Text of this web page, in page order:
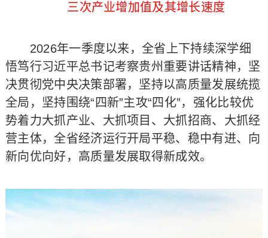
三次产业增加值及其增长速度
2026年一季度以来，全省上下持续深学细
悟笃行习近平总书记考察贵州重要讲话精神，坚
决贯彻党中央决策部署，坚持以高质量发展统揽
全局，坚持围绕“四新”主攻“四化”，强化比较优
势着力大抓产业、大抓项目、大抓招商、大抓经
营主体，全省经济运行开局平稳、稳中有进、向
新向优向好，高质量发展取得新成效。